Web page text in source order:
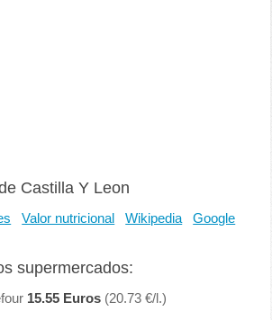
Castilla Y Leon
Valor nutricional Wikipedia Google
supermercados:
15.55 Euros (20.73 €/l.)